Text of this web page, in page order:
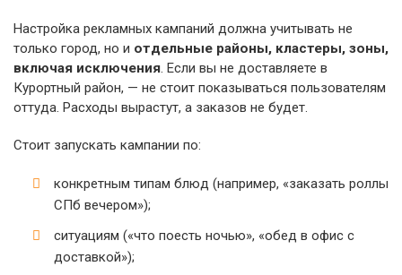
Настройка рекламных кампаний должна учитывать не
только город, но и отдельные районы, кластеры, зоны,
включая исключения. Если вы не доставляете в
Курортный район, — не стоит показываться пользователям
оттуда. Расходы вырастут, а заказов не будет.
Стоит запускать кампании по:
конкретным типам блюд (например, «заказать роллы
СПб вечером»);
ситуациям («что поесть ночью», «обед в офис с
доставкой»);